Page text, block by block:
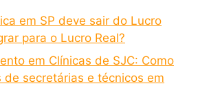
em SP deve sair do Lucro
para o Lucro Real?
em Clínicas de SJC: Como
de secretárias e técnicos em